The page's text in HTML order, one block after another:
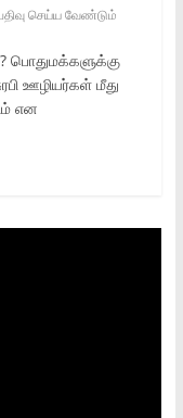
செய்ய வேண்டும்
பொதுமக்களுக்கு
ஊழியர்கள் மீது
என